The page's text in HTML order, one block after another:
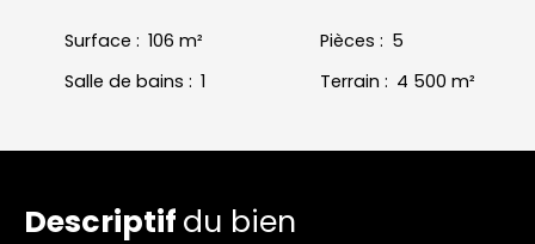
Surface : 106 m² Pièces : 5
Salle de bains : 1 Terrain : 4 500 m²
Descriptif du bien